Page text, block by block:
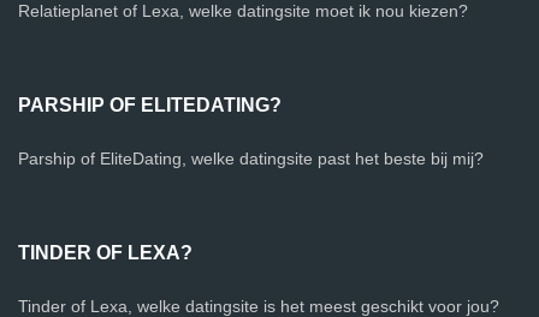
Relatieplanet of Lexa, welke datingsite moet ik nou kiezen?
PARSHIP OF ELITEDATING?
Parship of EliteDating, welke datingsite past het beste bij mij?
TINDER OF LEXA?
Tinder of Lexa, welke datingsite is het meest geschikt voor jou?